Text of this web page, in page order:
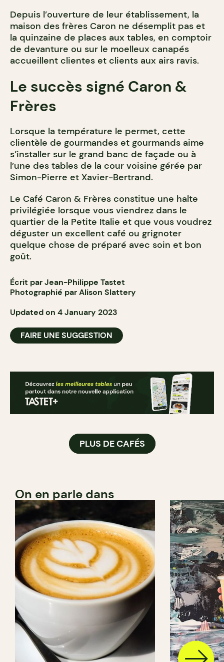
Depuis l’ouverture de leur établissement, la
maison des frères Caron ne désemplit pas et
la quinzaine de places aux tables, en comptoir
de devanture ou sur le moelleux canapés
accueillent clientes et clients aux airs ravis.
Le succès signé Caron &
Frères
Lorsque la température le permet, cette
clientèle de gourmandes et gourmands aime
s’installer sur le grand banc de façade ou à
l’une des tables de la cour voisine gérée par
Simon-Pierre et Xavier-Bertrand.
Le Café Caron & Frères constitue une halte
privilégiée lorsque vous viendrez dans le
quartier de la Petite Italie et que vous voudrez
déguster un excellent café ou grignoter
quelque chose de préparé avec soin et bon
goût.
Écrit par Jean-Philippe Tastet
Photographié par Alison Slattery
Updated on 4 January 2023
FAIRE UNE SUGGESTION
PLUS DE CAFÉS
On en parle dans